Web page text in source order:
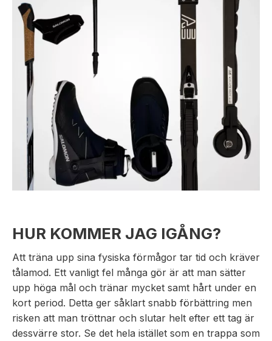
HUR KOMMER JAG IGÅNG?
Att träna upp sina fysiska förmågor tar tid och kräver
tålamod. Ett vanligt fel många gör är att man sätter
upp höga mål och tränar mycket samt hårt under en
kort period. Detta ger såklart snabb förbättring men
risken att man tröttnar och slutar helt efter ett tag är
dessvärre stor. Se det hela istället som en trappa som